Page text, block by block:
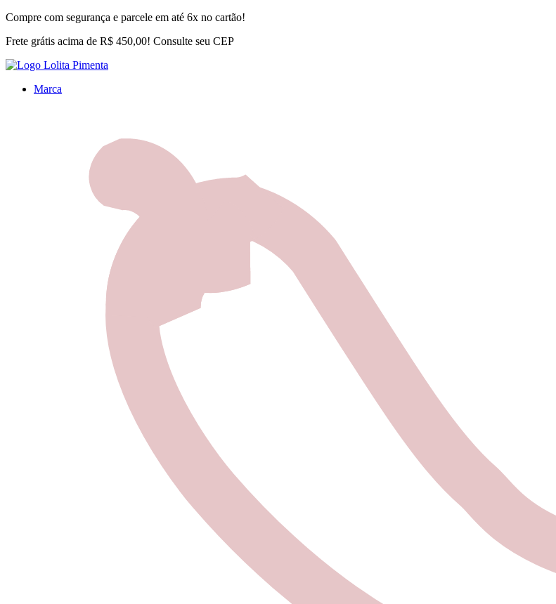
Compre com segurança e parcele em até 6x no cartão!
Frete grátis acima de R$ 450,00! Consulte seu CEP
Marca